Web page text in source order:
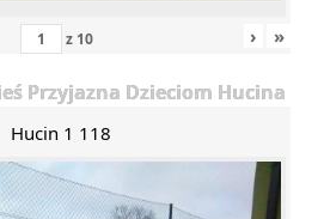
z 10 › »
Przyjazna Dzieciom Hucina
Hucin 1 118